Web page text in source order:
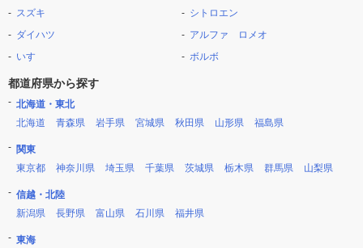
スズキ
ダイハツ
いすゞ
シトロエン
アルファ ロメオ
ボルボ
都道府県から探す
北海道・東北
北海道
青森県 岩手県 宮城県 秋田県 山形県 福島県
関東
東京都
神奈川県 埼玉県 千葉県 茨城県 栃木県 群馬県 山梨県
信越・北陸
新潟県
長野県 富山県 石川県 福井県
東海